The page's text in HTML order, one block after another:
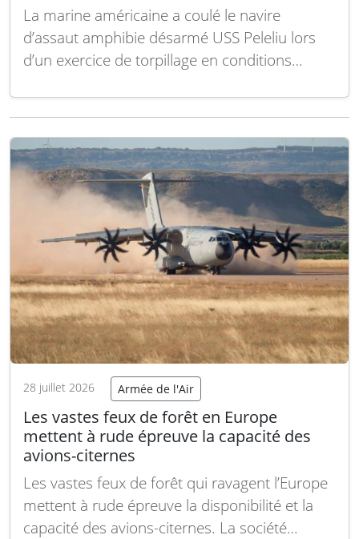
La marine américaine a coulé le navire
d’assaut amphibie désarmé USS Peleliu lors
d’un exercice de torpillage en conditions
drones de surface sans équipage et des
marin, a indiqué la marine américaine. Le
navire de la classe Tarawa,…Lire la suite
28 juillet 2026 Armée de l'Air
Les vastes feux de forêt en Europe
mettent à rude épreuve la capacité des
avions-citernes
Les vastes feux de forêt qui ravagent l’Europe
mettent à rude épreuve la disponibilité et la
capacité des avions-citernes. La société